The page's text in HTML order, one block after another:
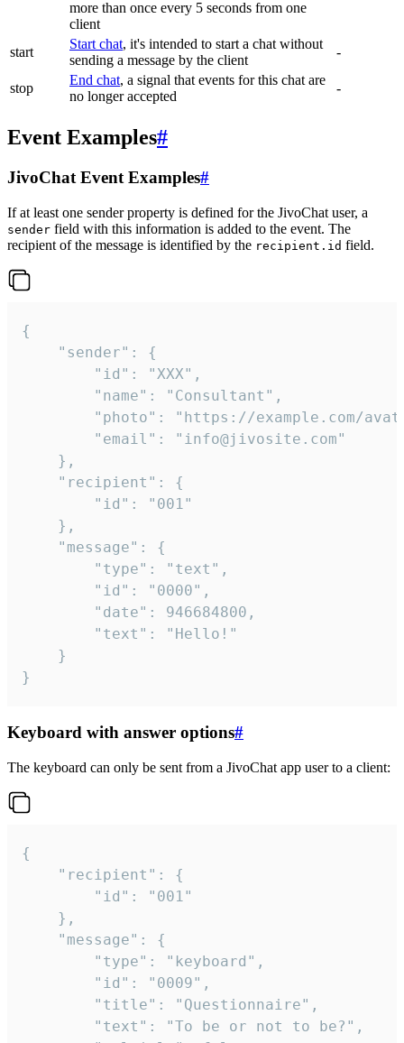
more than once every 5 seconds from one
client
start
Start chat, it's intended to start a chat without
sending a message by the client
-
stop
End chat, a signal that events for this chat are
no longer accepted
-
Event Examples#
JivoChat Event Examples#
If at least one sender property is defined for the JivoChat user, a
sender field with this information is added to the event. The
recipient of the message is identified by the recipient.id field.
{
}
Keyboard with answer options#
The keyboard can only be sent from a JivoChat app user to a client:
{